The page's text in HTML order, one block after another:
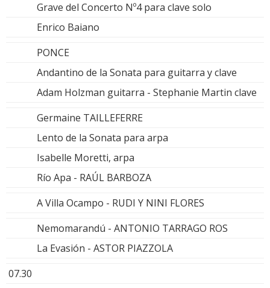
Grave del Concerto Nº4 para clave solo
Enrico Baiano
PONCE
Andantino de la Sonata para guitarra y clave
Adam Holzman guitarra - Stephanie Martin clave
Germaine TAILLEFERRE
Lento de la Sonata para arpa
Isabelle Moretti, arpa
Río Apa - RAÚL BARBOZA
A Villa Ocampo - RUDI Y NINI FLORES
Nemomarandú - ANTONIO TARRAGO ROS
La Evasión - ASTOR PIAZZOLA
07.30